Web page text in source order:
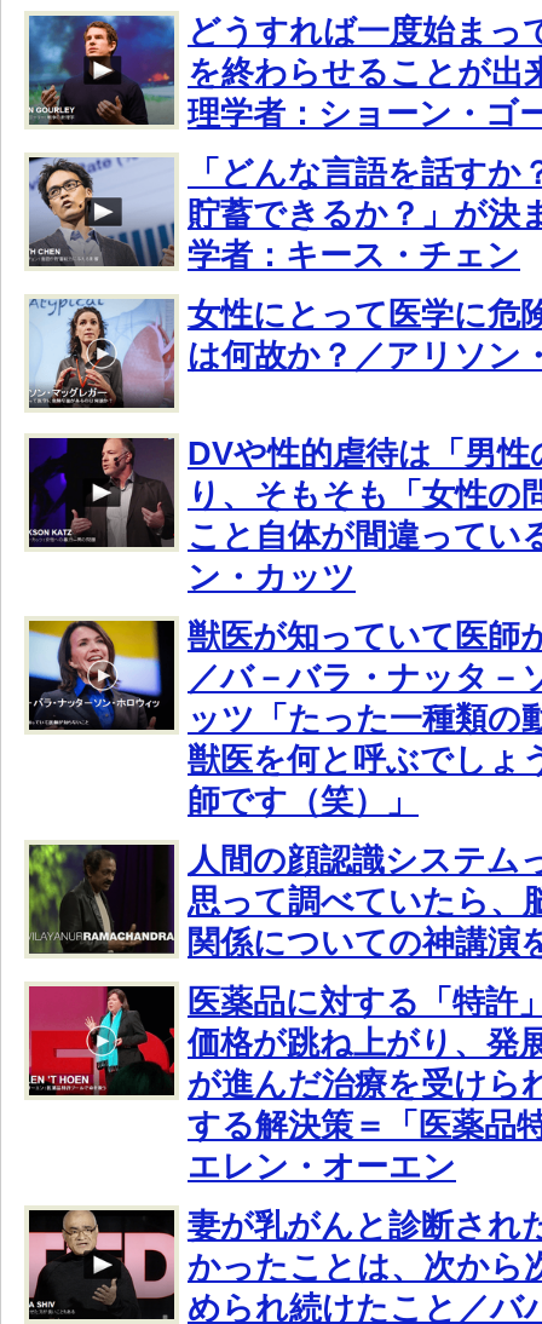
どうすれば一度始まっ
を終わらせることが出
理学者：ショーン・ゴ
「どんな言語を話すか
貯蓄できるか？」が決
学者：キース・チェン
女性にとって医学に危
は何故か？／アリソン
DVや性的虐待は「男
り、そもそも「女性の
こと自体が間違ってい
ン・カッツ
獣医が知っていて医師
／バ－バラ・ナッタ－
ッツ「たった一種類の
獣医を何と呼ぶでしょ
師です（笑）」
人間の顔認識システム
思って調べていたら、
関係についての神講演
医薬品に対する「特許
価格が跳ね上がり、発
が進んだ治療を受けら
する解決策＝「医薬品
エレン・オーエン
妻が乳がんと診断され
かったことは、次から
められ続けたこと／バ